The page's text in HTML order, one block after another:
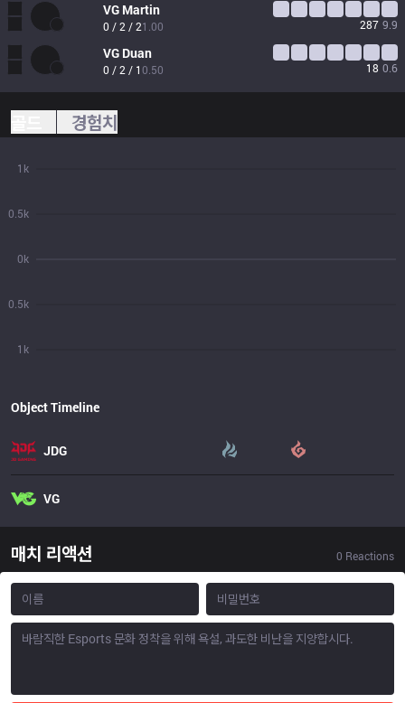
VG Martin
0 / 2 / 21.00 287 9.9
VG Duan
0 / 2 / 10.50 18 0.6
경험치
1k
0.5k
0k
0.5k
1k
Object Timeline
JDG
VG
매치 리액션 0 Reactions